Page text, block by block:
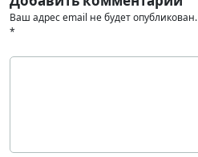
Ваш адрес email не будет опубликован.
*